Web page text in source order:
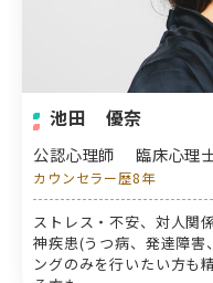
池田 優奈
公認心理師 臨床心理
カウンセラー歴8年
ストレス・不安、対人関
神疾患(うつ病、発達障害
ングのみを行いたい方も